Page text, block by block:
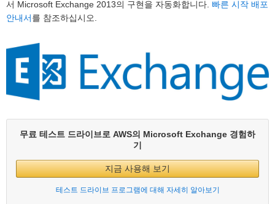
서 Microsoft Exchange 2013의 구현을 자동화합니다. 빠른 시작 배포
안내서를 참조하십시오.
무료 테스트 드라이브로 AWS의 Microsoft Exchange 경험하
기
지금 사용해 보기
테스트 드라이브 프로그램에 대해 자세히 알아보기